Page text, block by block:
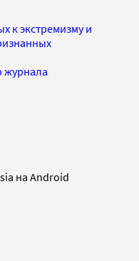
к экстремизму и
журнала
на Android